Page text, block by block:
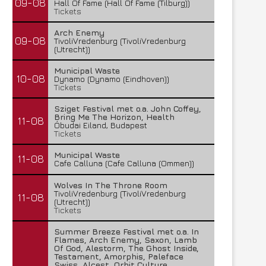
09-08
Hall Of Fame (Hall Of Fame (Tilburg))
Tickets
09-08
Arch Enemy
TivoliVredenburg (TivoliVredenburg
(Utrecht))
10-08
Municipal Waste
Dynamo (Dynamo (Eindhoven))
Tickets
11-08
Sziget Festival met o.a. John Coffey,
Bring Me The Horizon, Health
Óbudai Eiland, Budapest
Tickets
11-08
Municipal Waste
Cafe Calluna (Cafe Calluna (Ommen))
11-08
Wolves In The Throne Room
TivoliVredenburg (TivoliVredenburg
(Utrecht))
Tickets
Summer Breeze Festival met o.a. In
Flames, Arch Enemy, Saxon, Lamb
Of God, Alestorm, The Ghost Inside,
Testament, Amorphis, Paleface